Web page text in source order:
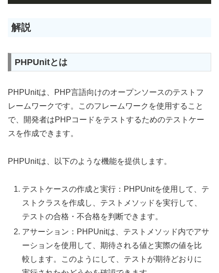
解説
PHPUnitとは
PHPUnitは、PHP言語向けのオープンソースのテストフ
レームワークです。このフレームワークを使用すること
で、開発者はPHPコードをテストするためのテストケー
スを作成できます。
PHPUnitは、以下のような機能を提供します。
テストケースの作成と実行：PHPUnitを使用して、テ
ストクラスを作成し、テストメソッドを実行して、
テストの合格・不合格を判断できます。
アサーション：PHPUnitは、テストメソッド内でアサ
ーションを使用して、期待される値と実際の値を比
較します。このようにして、テストが期待どおりに